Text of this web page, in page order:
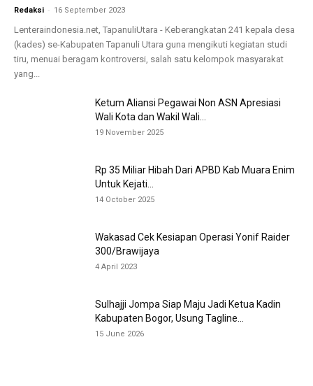
Redaksi - 16 September 2023
Lenteraindonesia.net, TapanuliUtara - Keberangkatan 241 kepala desa
(kades) se-Kabupaten Tapanuli Utara guna mengikuti kegiatan studi
tiru, menuai beragam kontroversi, salah satu kelompok masyarakat
yang...
Ketum Aliansi Pegawai Non ASN Apresiasi
Wali Kota dan Wakil Wali...
19 November 2025
Rp 35 Miliar Hibah Dari APBD Kab Muara Enim
Untuk Kejati...
14 October 2025
Wakasad Cek Kesiapan Operasi Yonif Raider
300/Brawijaya
4 April 2023
Sulhajji Jompa Siap Maju Jadi Ketua Kadin
Kabupaten Bogor, Usung Tagline...
15 June 2026